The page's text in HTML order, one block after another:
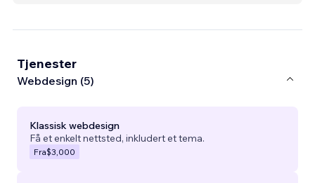
Tjenester
Webdesign (5)
Klassisk webdesign
Få et enkelt nettsted, inkludert et tema.
Fra$3,000